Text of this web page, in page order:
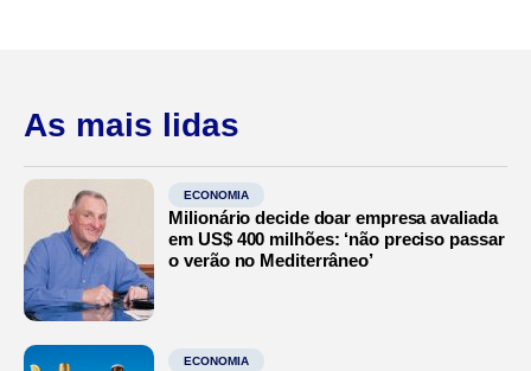
As mais lidas
ECONOMIA
Milionário decide doar empresa avaliada
em US$ 400 milhões: ‘não preciso passar
o verão no Mediterrâneo’
ECONOMIA